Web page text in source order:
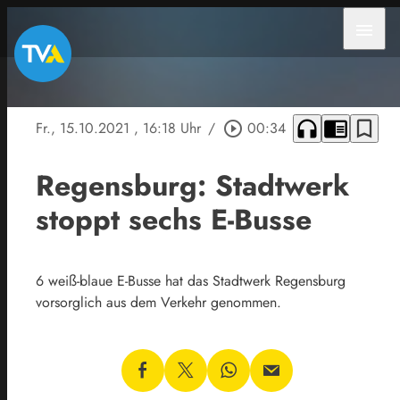
Fr., 15.10.2021 , 16:18 Uhr / play_circle_outline 00:34 headphones chrome_reader_mode bookmark_border
Regensburg: Stadtwerk
stoppt sechs E-Busse
6 weiß-blaue E-Busse hat das Stadtwerk Regensburg
vorsorglich aus dem Verkehr genommen.